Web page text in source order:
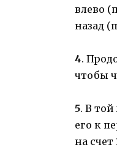
влево
назад
4.
чтобы
5. В
его к
на счет